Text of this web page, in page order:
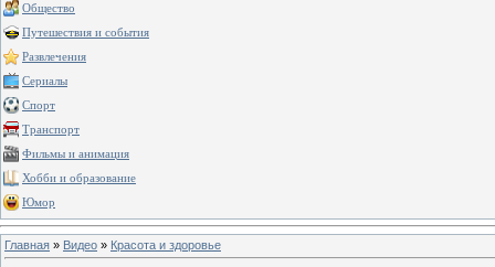
Общество
Путешествия и события
Развлечения
Сериалы
Спорт
Транспорт
Фильмы и анимация
Хобби и образование
Юмор
Главная » Видео » Красота и здоровье